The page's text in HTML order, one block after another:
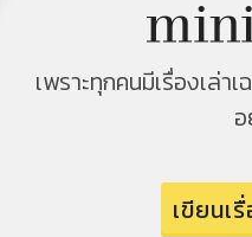
เพราะทุกคนมีเรื่องเล่า
เขียนเ